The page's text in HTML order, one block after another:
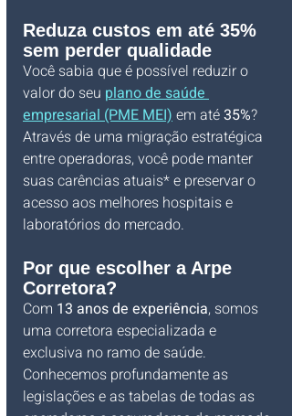
Reduza custos em até 35%
sem perder qualidade
Você sabia que é possível reduzir o
valor do seu plano de saúde
empresarial (PME MEI) em até 35%?
Através de uma migração estratégica
entre operadoras, você pode manter
suas carências atuais* e preservar o
acesso aos melhores hospitais e
laboratórios do mercado.
Por que escolher a Arpe
Corretora?
Com 13 anos de experiência, somos
uma corretora especializada e
exclusiva no ramo de saúde.
Conhecemos profundamente as
legislações e as tabelas de todas as